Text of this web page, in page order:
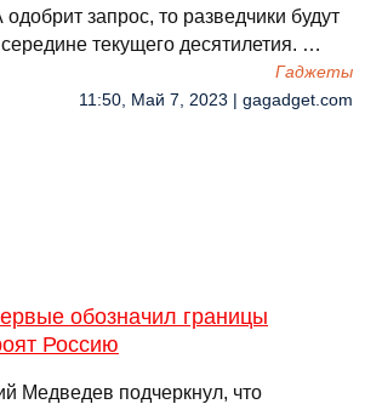
запрос, то разведчики будут
текущего десятилетия. …
Гаджеты
11:50, Май 7, 2023 | gagadget.com
обозначил границы
Россию
Медведев подчеркнул, что